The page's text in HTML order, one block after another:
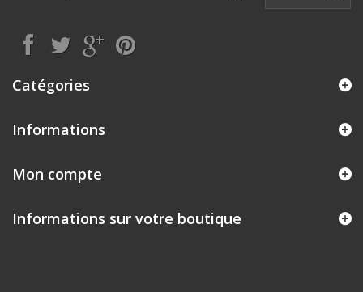
Catégories
Informations
Mon compte
Informations sur votre boutique